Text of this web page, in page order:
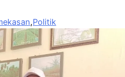
,Politik